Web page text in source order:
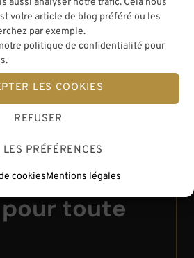
votre article de blog préféré ou les
par exemple.
politique de confidentialité pour
LES COOKIES
REFUSER
PRÉFÉRENCES
cookiesMentions légales
de déposants sont stressés
de ces instruments. C’est
n’importe qui préfèrerais avoir
pour obtenir les liquidités.
optimale pour personne, c’est
vous toutefois, de
toute